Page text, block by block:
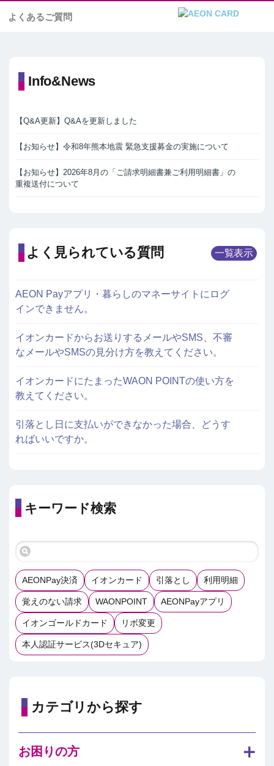
よくあるご質問
Info&News
【Q&A更新】Q&Aを更新しました
【お知らせ】令和8年熊本地震 緊急支援募金の実施について
【お知らせ】2026年8月の「ご請求明細書兼ご利用明細書」の
重複送付について
よく見られている質問 一覧表示
AEON Payアプリ・暮らしのマネーサイトにログ
インできません。
イオンカードからお送りするメールやSMS、不審
なメールやSMSの見分け方を教えてください。
イオンカードにたまったWAON POINTの使い方を
教えてください。
引落とし日に支払いができなかった場合、どうす
ればいいですか。
キーワード検索
AEONPay決済 イオンカード 引落とし 利用明細
覚えのない請求 WAONPOINT AEONPayアプリ
イオンゴールドカード リボ変更
本人認証サービス(3Dセキュア)
カテゴリから探す
お困りの方